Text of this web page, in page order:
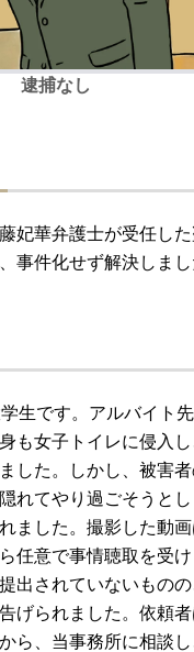
逮捕なし
妃華弁護士が受任し
事件化せず解決しまし
生です。アルバイト
も女子トイレに侵入
した。しかし、被害
れてやり過ごそうと
ました。撮影した動
任意で事情聴取を受
出されていないもの
げられました。依頼
ら、当事務所に相談